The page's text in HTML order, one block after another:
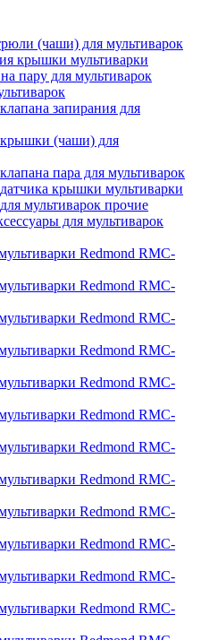
(чаши) для мультиварок
крышки мультиварки
пару для мультиварок
запирания для
(чаши) для
пара для мультиварок
крышки мультиварки
мультиварок прочие
для мультиварок
Redmond RMC-
Redmond RMC-
Redmond RMC-
Redmond RMC-
Redmond RMC-
Redmond RMC-
Redmond RMC-
Redmond RMC-
Redmond RMC-
Redmond RMC-
Redmond RMC-
Redmond RMC-